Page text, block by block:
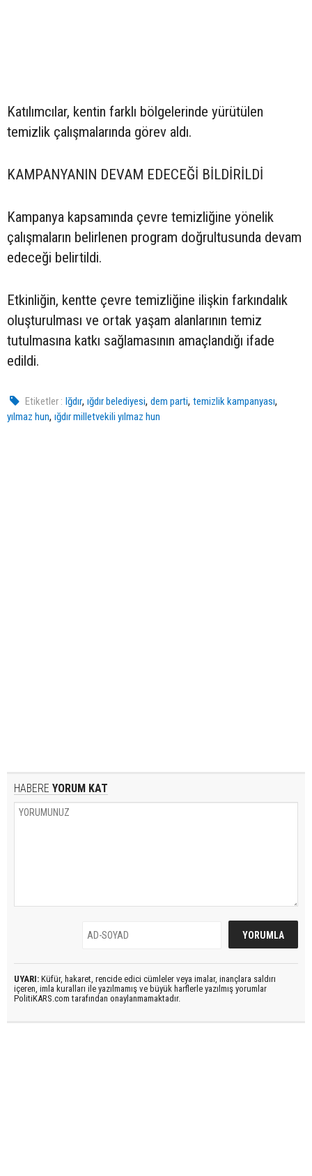
Katılımcılar, kentin farklı bölgelerinde yürütülen
temizlik çalışmalarında görev aldı.
KAMPANYANIN DEVAM EDECEĞİ BİLDİRİLDİ
Kampanya kapsamında çevre temizliğine yönelik
çalışmaların belirlenen program doğrultusunda devam
edeceği belirtildi.
Etkinliğin, kentte çevre temizliğine ilişkin farkındalık
oluşturulması ve ortak yaşam alanlarının temiz
tutulmasına katkı sağlamasının amaçlandığı ifade
edildi.
Etiketler : Iğdır,ığdır belediyesi,dem parti,temizlik kampanyası,
yılmaz hun, ığdır milletvekili yılmaz hun
HABERE YORUM KAT
UYARI: Küfür, hakaret, rencide edici cümleler veya imalar, inançlara saldırı
içeren, imla kuralları ile yazılmamış ve büyük harflerle yazılmış yorumlar
PolitiKARS.com tarafından onaylanmamaktadır.